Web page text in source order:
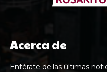
Acerca de
Entérate de las últimas